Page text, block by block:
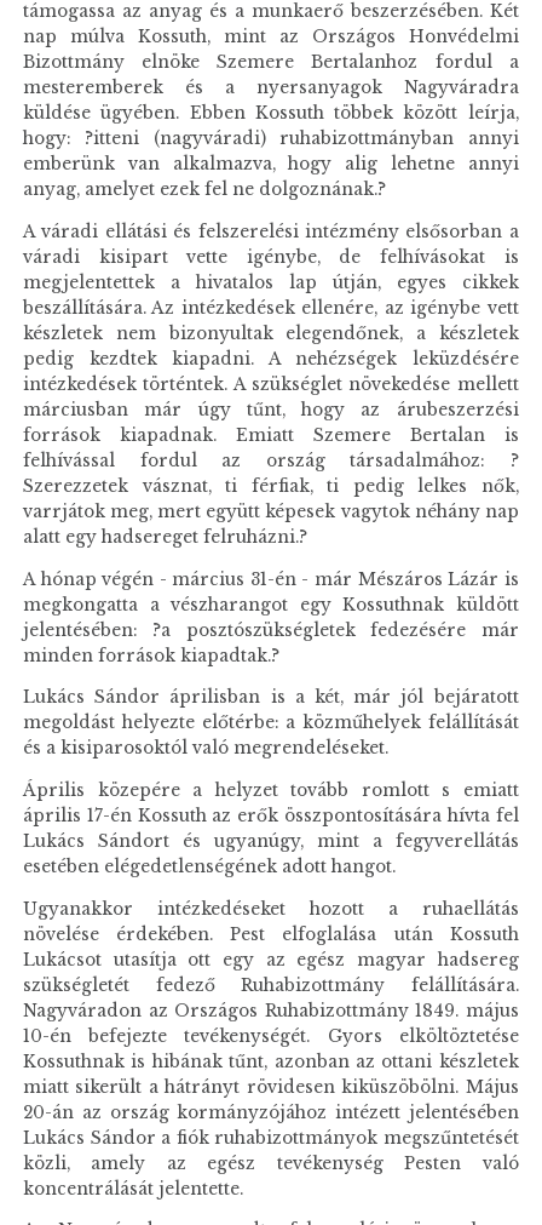
támogassa az anyag és a munkaerő beszerzésében. Két
nap múlva Kossuth, mint az Országos Honvédelmi
Bizottmány elnöke Szemere Bertalanhoz fordul a
mesteremberek és a nyersanyagok Nagyváradra
küldése ügyében. Ebben Kossuth többek között leírja,
hogy: ?itteni (nagyváradi) ruhabizottmányban annyi
emberünk van alkalmazva, hogy alig lehetne annyi
anyag, amelyet ezek fel ne dolgoznának.?
A váradi ellátási és felszerelési intézmény elsősorban a
váradi kisipart vette igénybe, de felhívásokat is
megjelentettek a hivatalos lap útján, egyes cikkek
beszállítására. Az intézkedések ellenére, az igénybe vett
készletek nem bizonyultak elegendőnek, a készletek
pedig kezdtek kiapadni. A nehézségek leküzdésére
intézkedések történtek. A szükséglet növekedése mellett
márciusban már úgy tűnt, hogy az árubeszerzési
források kiapadnak. Emiatt Szemere Bertalan is
felhívással fordul az ország társadalmához: ?
Szerezzetek vásznat, ti férfiak, ti pedig lelkes nők,
varrjátok meg, mert együtt képesek vagytok néhány nap
alatt egy hadsereget felruházni.?
A hónap végén - március 31-én - már Mészáros Lázár is
megkongatta a vészharangot egy Kossuthnak küldött
jelentésében: ?a posztószükségletek fedezésére már
minden források kiapadtak.?
Lukács Sándor áprilisban is a két, már jól bejáratott
megoldást helyezte előtérbe: a közműhelyek felállítását
és a kisiparosoktól való megrendeléseket.
Április közepére a helyzet tovább romlott s emiatt
április 17-én Kossuth az erők összpontosítására hívta fel
Lukács Sándort és ugyanúgy, mint a fegyverellátás
esetében elégedetlenségének adott hangot.
Ugyanakkor intézkedéseket hozott a ruhaellátás
növelése érdekében. Pest elfoglalása után Kossuth
Lukácsot utasítja ott egy az egész magyar hadsereg
szükségletét fedező Ruhabizottmány felállítására.
Nagyváradon az Országos Ruhabizottmány 1849. május
10-én befejezte tevékenységét. Gyors elköltöztetése
Kossuthnak is hibának tűnt, azonban az ottani készletek
miatt sikerült a hátrányt rövidesen kiküszöbölni. Május
20-án az ország kormányzójához intézett jelentésében
Lukács Sándor a fiók ruhabizottmányok megszűntetését
közli, amely az egész tevékenység Pesten való
koncentrálását jelentette.